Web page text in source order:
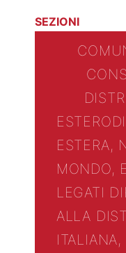
SEZIONI
ESTERO
ESTERA,
MONDO,
LEGATI
ALLA